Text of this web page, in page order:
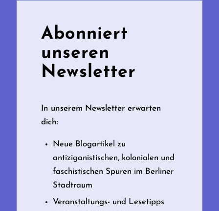
Abonniert
unseren
Newsletter
In unserem Newsletter erwarten
dich:
Neue Blogartikel zu
antiziganistischen, kolonialen und
faschistischen Spuren im Berliner
Stadtraum
Veranstaltungs- und Lesetipps